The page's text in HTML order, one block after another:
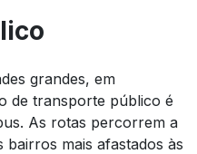
grandes, em
de transporte público é
As rotas percorrem a
mais afastados às